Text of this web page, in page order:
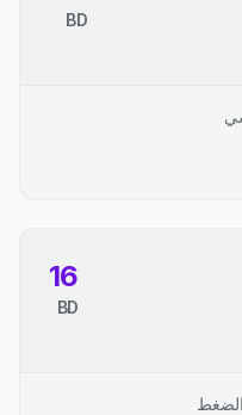
BD
16
BD
الضغط